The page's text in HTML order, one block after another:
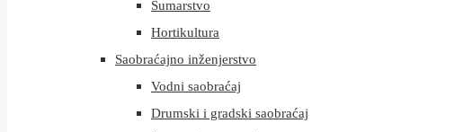
Šumarstvo
Hortikultura
Saobraćajno inženjerstvo
Vodni saobraćaj
Drumski i gradski saobraćaj